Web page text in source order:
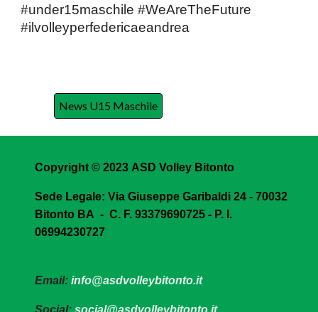
#under15maschile #WeAreTheFuture
#ilvolleyperfedericaeandrea
News U15 Maschile
Copyright © 2023 ASD Volley Bitonto
Sede Legale:Via Giuseppe Garibaldi 24 - 70032
Bitonto BA - C. F. 93379690725 - P. I.
06994230727
Email:info@asdvolleybitonto.it
Social:social@asdvolleybitonto.it